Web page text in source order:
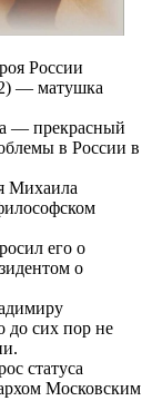
России
— матушка
— прекрасный
в России в
Михаила
его о
о
до сих пор не
статуса
Московским